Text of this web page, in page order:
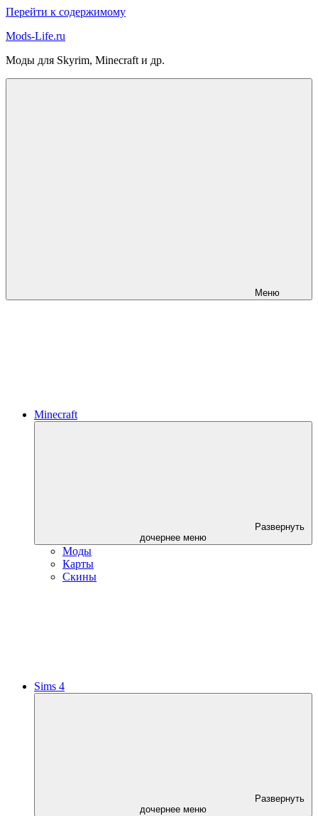
Перейти к содержимому
Mods-Life.ru
Моды для Skyrim, Minecraft и др.
Меню
Minecraft
Развернуть
дочернее меню
Моды
Карты
Скины
Sims 4
Развернуть
дочернее меню